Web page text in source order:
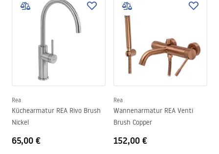
Rea
Küchearmatur REA Rivo Brush
Nickel
65,00 €
Rea
Wannenarmatur REA Venti
Brush Copper
152,00 €